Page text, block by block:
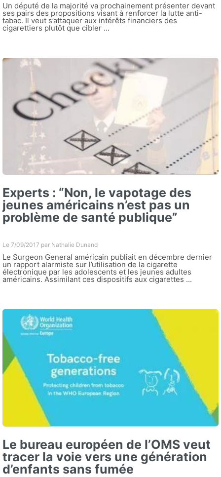
Un député de la majorité va prochainement présenter devant
ses pairs des propositions visant à renforcer la lutte anti-
tabac. Il veut s’attaquer aux intérêts financiers des
cigarettiers plutôt que cibler ...
Experts : “Non, le vapotage des
jeunes américains n’est pas un
problème de santé publique”
Le 7/09/2017 par Nathalie Dunand
Le Surgeon General américain publiait en décembre dernier
un rapport alarmiste sur l’utilisation de la cigarette
électronique par les adolescents et les jeunes adultes
américains. Assimilant ces dispositifs aux cigarettes ...
Le bureau européen de l’OMS veut
tracer la voie vers une génération
d’enfants sans fumée